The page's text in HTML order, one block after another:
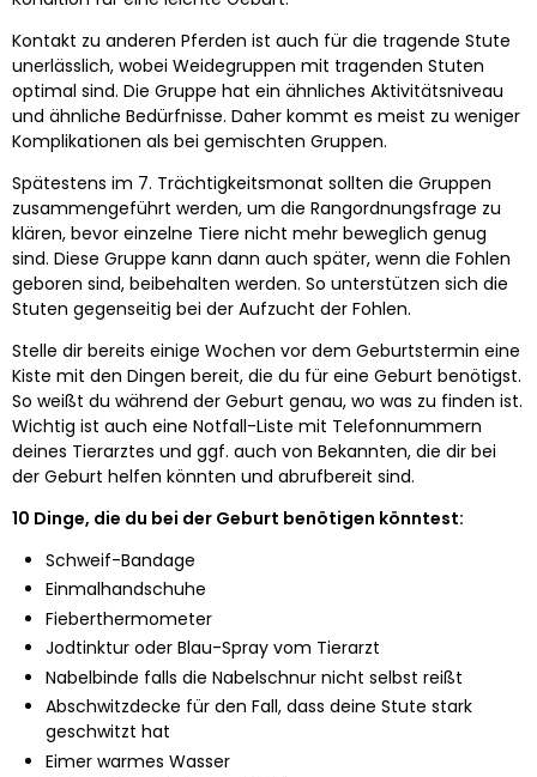
Kontakt zu anderen Pferden ist auch für die tragende Stute
unerlässlich, wobei Weidegruppen mit tragenden Stuten
optimal sind. Die Gruppe hat ein ähnliches Aktivitätsniveau
und ähnliche Bedürfnisse. Daher kommt es meist zu weniger
Komplikationen als bei gemischten Gruppen.
Spätestens im 7. Trächtigkeitsmonat sollten die Gruppen
zusammengeführt werden, um die Rangordnungsfrage zu
klären, bevor einzelne Tiere nicht mehr beweglich genug
sind. Diese Gruppe kann dann auch später, wenn die Fohlen
geboren sind, beibehalten werden. So unterstützen sich die
Stuten gegenseitig bei der Aufzucht der Fohlen.
Stelle dir bereits einige Wochen vor dem Geburtstermin eine
Kiste mit den Dingen bereit, die du für eine Geburt benötigst.
So weißt du während der Geburt genau, wo was zu finden ist.
Wichtig ist auch eine Notfall-Liste mit Telefonnummern
deines Tierarztes und ggf. auch von Bekannten, die dir bei
der Geburt helfen könnten und abrufbereit sind.
10 Dinge, die du bei der Geburt benötigen könntest:
Schweif-Bandage
Einmalhandschuhe
Fieberthermometer
Jodtinktur oder Blau-Spray vom Tierarzt
Nabelbinde falls die Nabelschnur nicht selbst reißt
Abschwitzdecke für den Fall, dass deine Stute stark
geschwitzt hat
Eimer warmes Wasser